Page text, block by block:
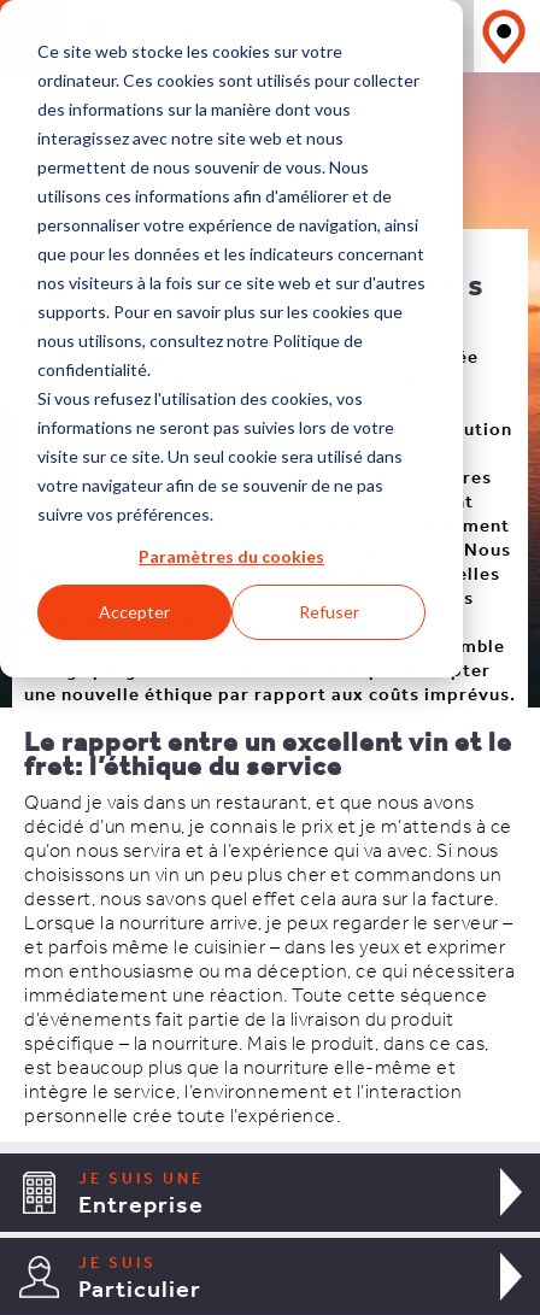
Ce site web stocke les cookies sur votre
ordinateur. Ces cookies sont utilisés pour collecter
des informations sur la manière dont vous
interagissez avec notre site web et nous
permettent de nous souvenir de vous. Nous
utilisons ces informations afin d'améliorer et de
personnaliser votre expérience de navigation, ainsi
que pour les données et les indicateurs concernant
nos visiteurs à la fois sur ce site web et sur d'autres
supports. Pour en savoir plus sur les cookies que
nous utilisons, consultez notre Politique de
confidentialité.
Si vous refusez l'utilisation des cookies, vos
informations ne seront pas suivies lors de votre
visite sur ce site. Un seul cookie sera utilisé dans
votre navigateur afin de se souvenir de ne pas
suivre vos préférences.
Paramètres du cookies
Accepter Refuser
DANS LA TÊTE D’UN TRANSITAIRE
Une nouvelle éthique dans
le transport
L’industrie du transport est parfaitement réputée
pour les prix réels dépassant les propositions
initiales. Les écarts par rapport au calendrier
prévisionnel ou les variations par rapport la solution
de transport initiale peuvent coûter cher aux
acheteurs de transport. Les coûts supplémentaires
sont transmis au client sans aucun tact – souvent
avec une marge bénéficiaire injustifiée et totalement
déraisonnable pour le prestataire de transport. Nous
allons vous indiquer comment éviter les éventuelles
frustrations sur ces changements et sur les coûts
supplémentaires inhérents, puis vous expliquer
comment l’industrie du transport dans son ensemble
change progressivement de direction pour adopter
une nouvelle éthique par rapport aux coûts imprévus.
Le rapport entre un excellent vin et le
fret: l’éthique du service
Quand je vais dans un restaurant, et que nous avons
décidé d’un menu, je connais le prix et je m’attends à ce
qu’on nous servira et à l’expérience qui va avec. Si nous
choisissons un vin un peu plus cher et commandons un
dessert, nous savons quel effet cela aura sur la facture.
Lorsque la nourriture arrive, je peux regarder le serveur –
et parfois même le cuisinier – dans les yeux et exprimer
mon enthousiasme ou ma déception, ce qui nécessitera
immédiatement une réaction. Toute cette séquence
d’événements fait partie de la livraison du produit
spécifique – la nourriture. Mais le produit, dans ce cas,
est beaucoup plus que la nourriture elle-même et
intègre le service, l’environnement et l’interaction
personnelle crée toute l’expérience.
JE SUIS UNE
Entreprise
JE SUIS
Particulier